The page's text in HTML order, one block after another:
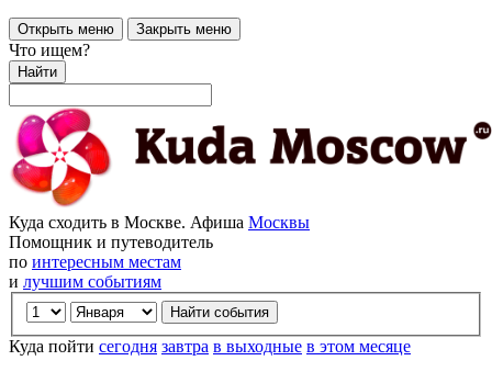
Открыть меню Закрыть меню
Что ищем?
Найти
Куда сходить в Москве. Афиша Москвы
Помощник и путеводитель
по интересным местам
и лучшим событиям
Куда пойти сегодня завтра в выходные в этом месяце